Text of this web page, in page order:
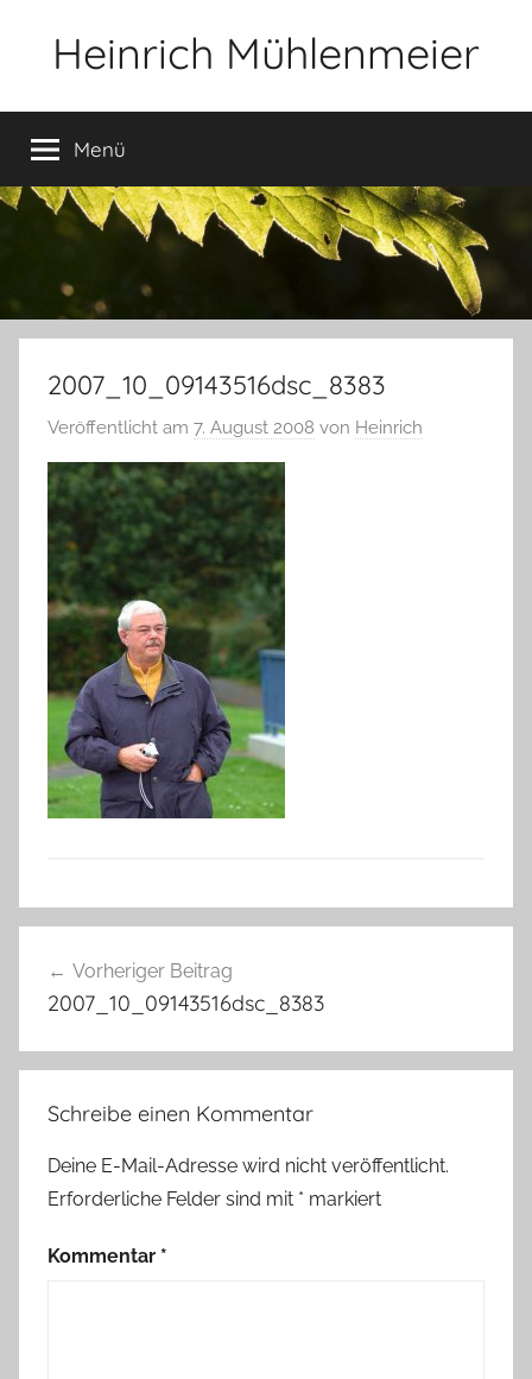
Heinrich Mühlenmeier
Glauben,
Umwelt,
Fotografie,
Menü
2007_10_09143516dsc_8383
Veröffentlicht am 7. August 2008 von Heinrich
Vorheriger Beitrag
2007_10_09143516dsc_8383
Schreibe einen Kommentar
Deine E-Mail-Adresse wird nicht veröffentlicht.
Erforderliche Felder sind mit * markiert
Kommentar *